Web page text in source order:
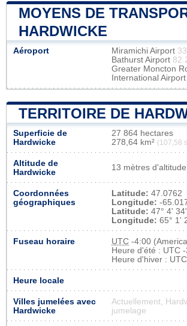
MOYENS DE
HARDWICKE
Aéroport Miramichi Airport
Bathurst Airport
Greater Moncton
International Airport
TERRITOIRE DE
Superficie de
Hardwicke
27 864 hectares
278,64 km² (107,58
Altitude de
Hardwicke
13 mètres d'altitude
Coordonnées
géographiques
Latitude: 47.0762
Longitude: -
Latitude: 47° 4'
Longitude: 65° 1'
Fuseau horaire UTC -4:00
Heure d'été : UTC
Heure d'hiver :
Heure locale
Villes jumelées avec
Hardwicke
Actuellement,
jumelage